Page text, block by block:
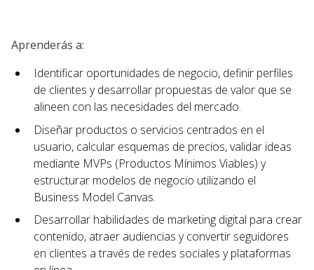
Aprenderás a:
Identificar oportunidades de negocio, definir perfiles
de clientes y desarrollar propuestas de valor que se
alineen con las necesidades del mercado.
Diseñar productos o servicios centrados en el
usuario, calcular esquemas de precios, validar ideas
mediante MVPs (Productos Mínimos Viables) y
estructurar modelos de negocio utilizando el
Business Model Canvas.
Desarrollar habilidades de marketing digital para crear
contenido, atraer audiencias y convertir seguidores
en clientes a través de redes sociales y plataformas